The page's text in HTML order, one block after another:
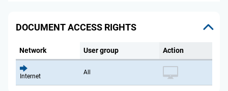
DOCUMENT ACCESS RIGHTS
Network User group Action
Internet
All